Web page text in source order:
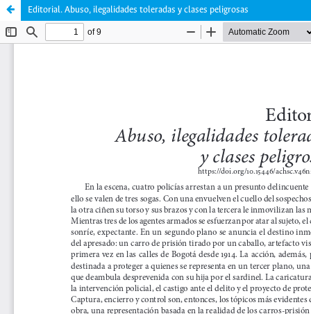
Editorial. Abuso, ilegalidades toleradas y clases peligrosas